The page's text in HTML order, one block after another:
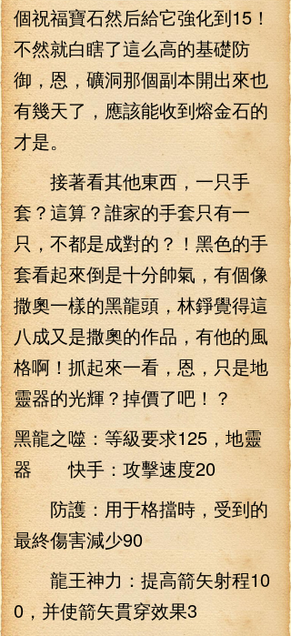
個祝福寶石然后給它強化到15！
不然就白瞎了這么高的基礎防
御，恩，礦洞那個副本開出來也
有幾天了，應該能收到熔金石的
才是。
接著看其他東西，一只手
套？這算？誰家的手套只有一
只，不都是成對的？！黑色的手
套看起來倒是十分帥氣，有個像
撒奧一樣的黑龍頭，林錚覺得這
八成又是撒奧的作品，有他的風
格啊！抓起來一看，恩，只是地
靈器的光輝？掉價了吧！？
黑龍之噬：等級要求125，地靈
器 快手：攻擊速度20
防護：用于格擋時，受到的
最終傷害減少90
龍王神力：提高箭矢射程10
0，并使箭矢貫穿效果3